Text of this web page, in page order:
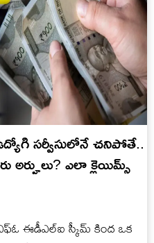
సర్వీసులోనే చనిపోతే..
అర్హులు? ఎలా క్లెయిమ్స్
ఈడీఎల్ఐ స్కీమ్ కింద ఒక